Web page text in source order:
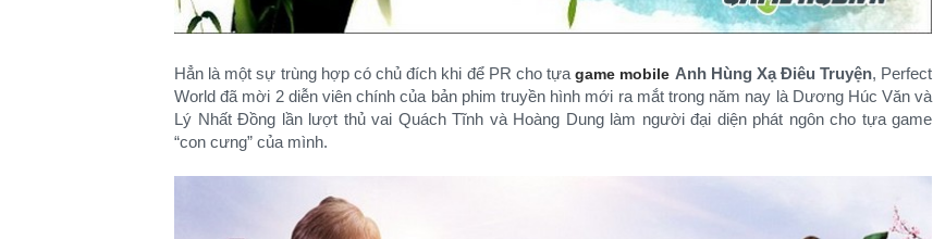
Hẳn là một sự trùng hợp có chủ đích khi để PR cho tựagame mobile Anh Hùng Xạ Điêu Truyện, Perfect
World đã mời 2 diễn viên chính của bản phim truyền hình mới ra mắt trong năm nay là Dương Húc Văn và
Lý Nhất Đồng lần lượt thủ vai Quách Tĩnh và Hoàng Dung làm người đại diện phát ngôn cho tựa game
“con cưng” của mình.